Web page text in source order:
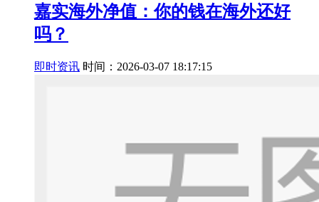
嘉实海外净值：你的钱在海外还好
吗？
即时资讯 时间：2026-03-07 18:17:15